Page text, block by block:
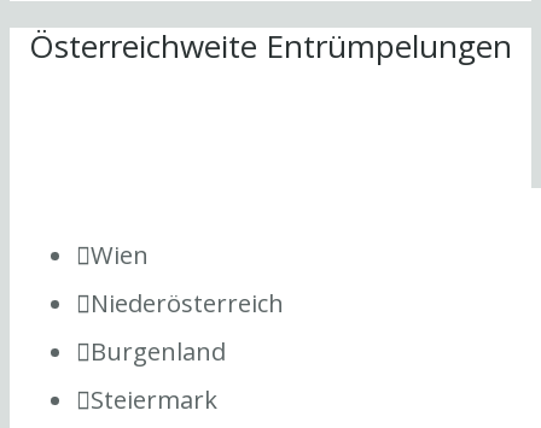
Österreichweite Entrümpelungen
Wien
Niederösterreich
Burgenland
Steiermark